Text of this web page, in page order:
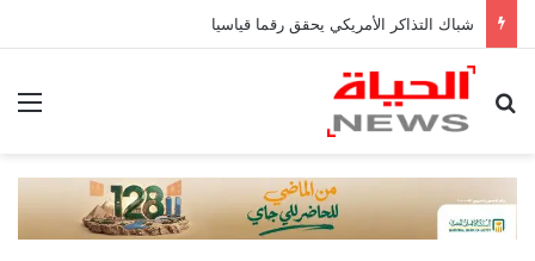
شباك التذاكر الأمريكي يحقق رقما قياسيا
بحث عن